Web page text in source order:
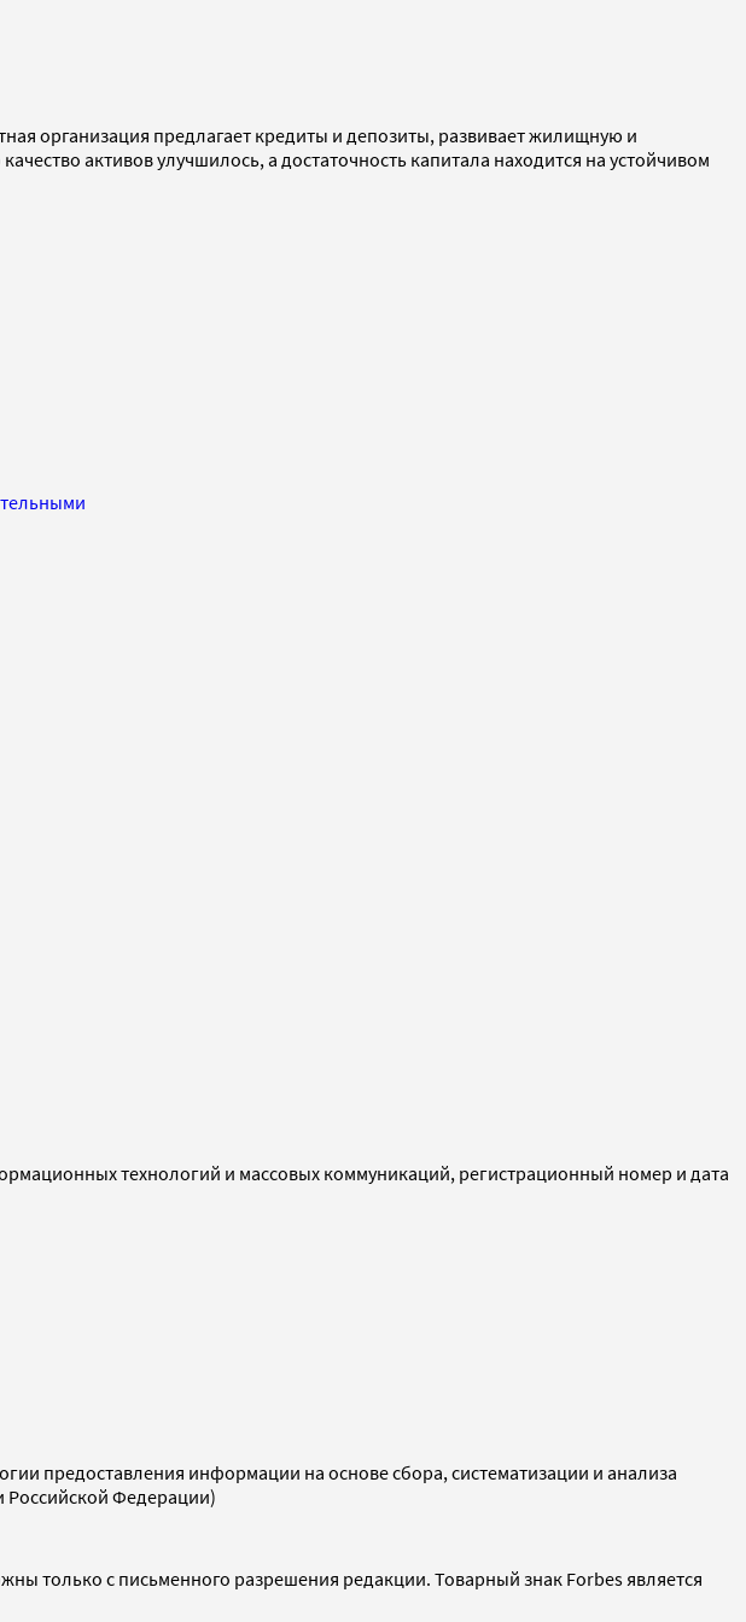
организация предлагает кредиты и депозиты, развивает жилищную и
активов улучшилось, а достаточность капитала находится на устойчивом
технологий и массовых коммуникаций, регистрационный номер и дата
предоставления информации на основе сбора, систематизации и анализа
Российской Федерации)
только с письменного разрешения редакции. Товарный знак Forbes является